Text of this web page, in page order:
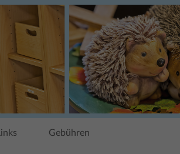
Links Gebühren